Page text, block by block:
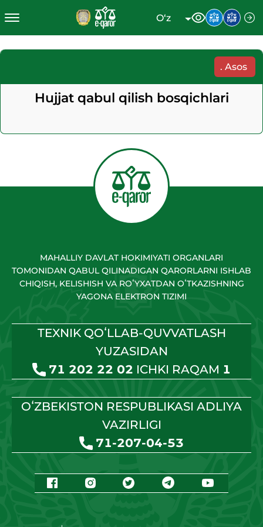
O‘z
. Asos
Hujjat qabul qilish bosqichlari
MAHALLIY DAVLAT HOKIMIYATI ORGANLARI
TOMONIDAN QABUL QILINADIGAN QARORLARNI ISHLAB
CHIQISH, KELISHISH VA ROʻYXATDAN OʻTKAZISHNING
YAGONA ELEKTRON TIZIMI
TEXNIK QOʻLLAB-QUVVATLASH
YUZASIDAN
71 202 22 02 ICHKI RAQAM 1
OʻZBEKISTON RESPUBLIKASI ADLIYA
VAZIRLIGI
71-207-04-53